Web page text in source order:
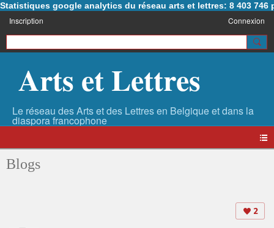
Statistiques google analytics du réseau arts et lettres: 8 403 746
Inscription Connexion
Arts et Lettres
Blogs
2